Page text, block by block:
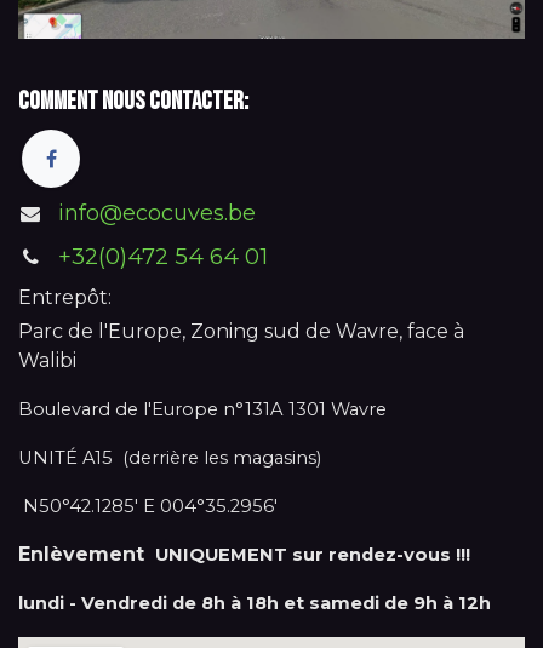
Comment nous contacter:
info@ecocuves.be
+32(0)472 54 64 01
Entrepôt:
Parc de l'Europe, Zoning sud de Wavre, face à
Walibi
Boulevard de l'Europe n°131A 1301 Wavre
UNITÉ A15 (derrière les magasins)
N50°42.1285' E 004°35.2956'
Enlèvement UNIQUEMENT sur rendez-vous !!!
lundi - Vendredi de 8h à 18h et samedi de 9h à 12h